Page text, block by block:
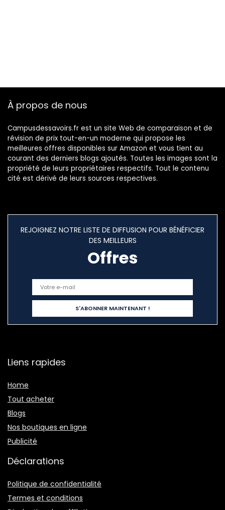
À propos de nous
Campusdessavoirs.fr est un site Web de comparaison et de
révision de prix tout-en-un moderne qui propose les
meilleures offres disponibles sur Amazon et vous tient au
courant des derniers blogs ajoutés. Toutes les images sont la
propriété de leurs propriétaires respectifs. Tout le contenu
cité est dérivé de leurs sources respectives.
REJOIGNEZ NOTRE LISTE DE DIFFUSION POUR BÉNÉFICIER
DES MEILLEURS
Offres
Liens rapides
Home
Tout acheter
Blogs
Nos boutiques en ligne
Publicité
Déclarations
Politique de confidentialité
Termes et conditions